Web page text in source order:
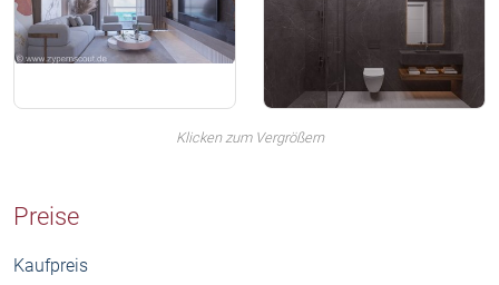
Klicken zum Vergrößern
Preise
Kaufpreis